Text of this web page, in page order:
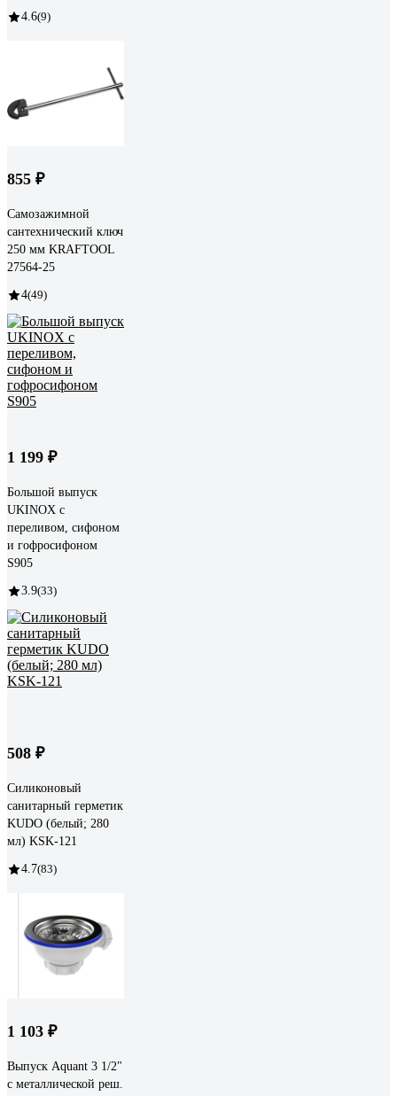
4.6(9)
855 ₽
Самозажимной
сантехнический ключ
250 мм KRAFTOOL
27564-25
4(49)
1 199 ₽
Большой выпуск
UKINOX с
переливом, сифоном
и гофросифоном
S905
3.9(33)
508 ₽
Силиконовый
санитарный герметик
KUDO (белый; 280
мл) KSK-121
4.7(83)
1 103 ₽
Выпуск Aquant 3 1/2"
с металлической реш.